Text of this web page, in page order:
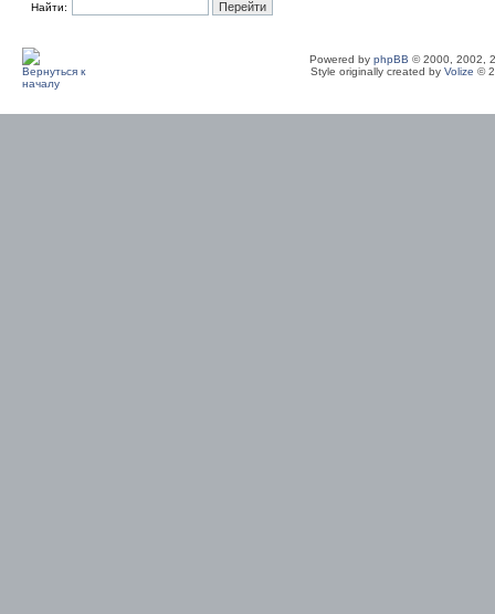
Найти:
Powered by phpBB © 2000, 2002,
Style originally created by Volize ©